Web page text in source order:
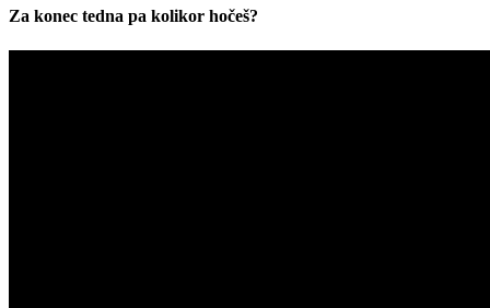
Za konec tedna pa kolikor hočeš?